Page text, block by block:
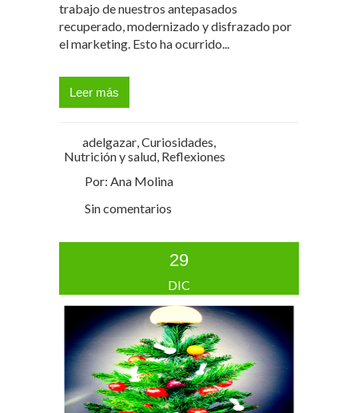
trabajo de nuestros antepasados
recuperado, modernizado y disfrazado por
el marketing. Esto ha ocurrido...
Leer más
adelgazar,Curiosidades,
Nutrición y salud, Reflexiones
Por: Ana Molina
Sin comentarios
29
DIC